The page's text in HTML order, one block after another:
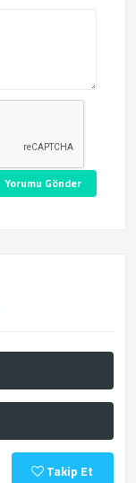
Yorumu Gönder
Takip Et